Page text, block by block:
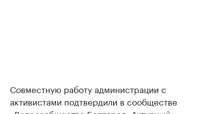
Совместную работу администрации с
активистами подтвердили в сообществе